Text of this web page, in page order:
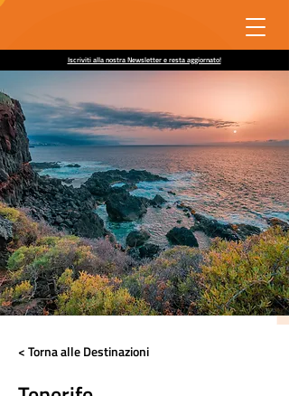
Iscriviti alla nostra Newsletter e resta aggiornato!
< Torna alle Destinazioni